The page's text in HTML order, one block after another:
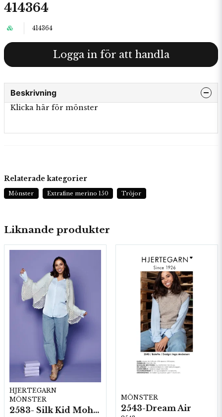
414364
414364
Logga in för att handla
Beskrivning
Klicka här för mönster
Liknande produkter
HJERTEGARN
MÖNSTER
2583- Silk Kid Mohair
MÖNSTER
2543-Dream Air
Relaterade kategorier
Mönster Extrafine merino 150 Tröjor